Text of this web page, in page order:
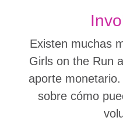
Existen muchas
Girls on the Run
aporte
sobre cómo